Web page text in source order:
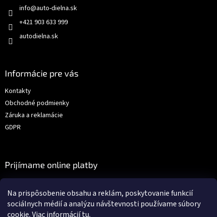
Na prispôsobenie obsahu a reklám, poskytovanie funkcií
sociálnych médií a analýzu návštevnosti používame súbory
cookie. Viac informáciítu.
info@auto-dielna.sk
+421 903 633 999
autodielna.sk
Informácie pre vás
Kontakty
Obchodné podmienky
Záruka a reklamácie
GDPR
Prijímame online platby